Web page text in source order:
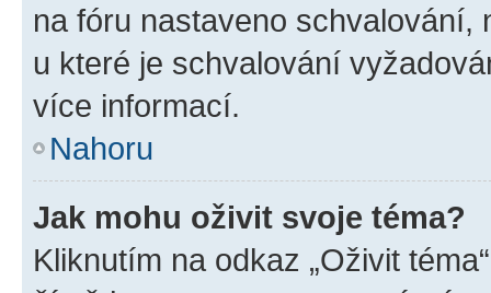
na fóru nastaveno schvalování,
u které je schvalování
více informací.
Nahoru
Jak mohu oživit svoje téma?
Kliknutím na odkaz „Oživit